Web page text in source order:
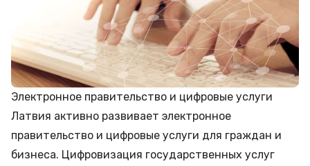
Электронное правительство и цифровые услуги
Латвия активно развивает электронное
правительство и цифровые услуги для граждан и
бизнеса. Цифровизация государственных услуг